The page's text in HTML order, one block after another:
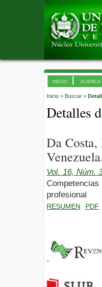
INICIO ACERCA
Inicio > Buscar >
Detalles
Da
Vol. 16, Núm.
profesional
RESUMEN PDF